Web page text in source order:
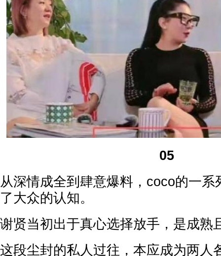
05
从深情成全到肆意爆料，coco的一系
了大众的认知。
谢贤当初出于真心选择放手，是成熟
这段尘封的私人过往，本应成为两人